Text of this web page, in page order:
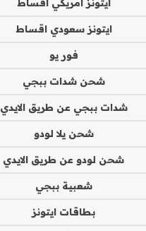
ايتونز امريكي اقساط
ايتونز سعودي اقساط
فور يو
شحن شدات ببجي
شدات ببجي عن طريق الايدي
شحن يلا لودو
شحن لودو عن طريق الايدي
شعبية ببجي
بطاقات ايتونز